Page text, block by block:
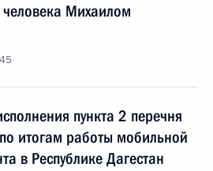
Михаилом
пункта 2 перечня
итогам работы мобильной
в Республике Дагестан